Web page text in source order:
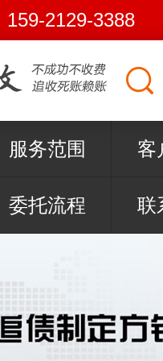
159-2129-3388
服务范围 客
委托流程 联